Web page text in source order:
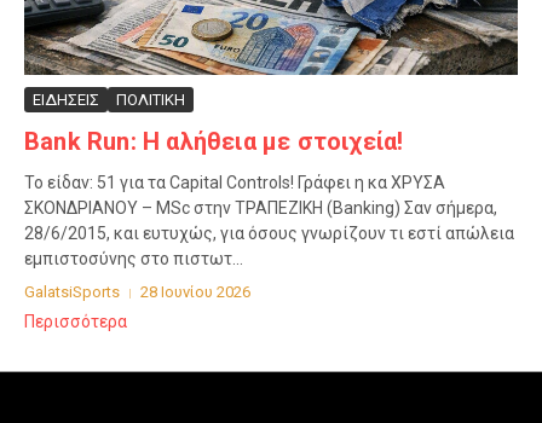
ΕΙΔΗΣΕΙΣ ΠΟΛΙΤΙΚΗ
Bank Run: Η αλήθεια με στοιχεία!
Το είδαν: 51 για τα Capital Controls! Γράφει η κα ΧΡΥΣΑ
ΣΚΟΝΔΡΙΑΝΟΥ – MSc στην ΤΡΑΠΕΖΙΚΗ (Banking) Σαν σήμερα,
28/6/2015, και ευτυχώς, για όσους γνωρίζουν τι εστί απώλεια
εμπιστοσύνης στο πιστωτ...
GalatsiSports 28 Ιουνίου 2026
Περισσότερα